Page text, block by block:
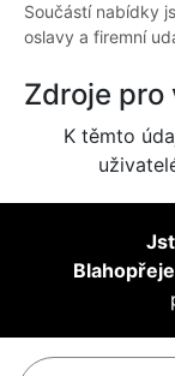
Součástí nabídky
oslavy a firemní
Zdroje pro
K těmto